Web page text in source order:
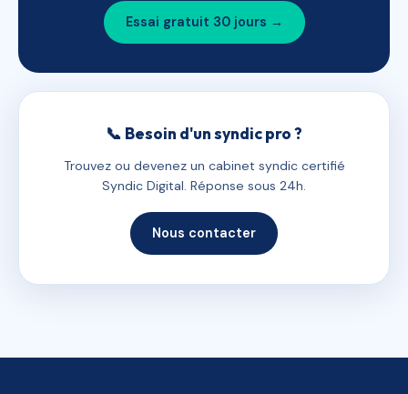
Essai gratuit 30 jours →
📞 Besoin d'un syndic pro ?
Trouvez ou devenez un cabinet syndic certifié
Syndic Digital. Réponse sous 24h.
Nous contacter